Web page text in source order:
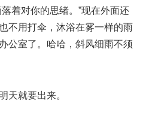
着对你的思绪。”现在外面还
不用打伞，沐浴在雾一样的雨
公室了。哈哈，斜风细雨不须
天就要出来。